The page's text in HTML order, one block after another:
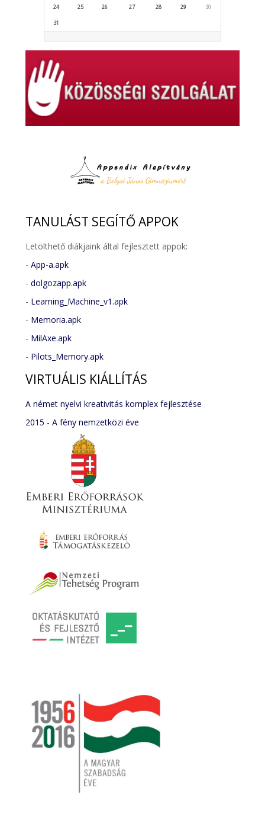
24 25 26 27 28 29 30
31
TANULÁST SEGÍTŐ APPOK
Letölthető diákjaink által fejlesztett appok:
-App-a.apk
-dolgozapp.apk
- Learning_Machine_v1.apk
- Memoria.apk
- MilAxe.apk
- Pilots_Memory.apk
VIRTUÁLIS KIÁLLÍTÁS
A német nyelvi kreativitás komplex fejlesztése
2015 - A fény nemzetközi éve